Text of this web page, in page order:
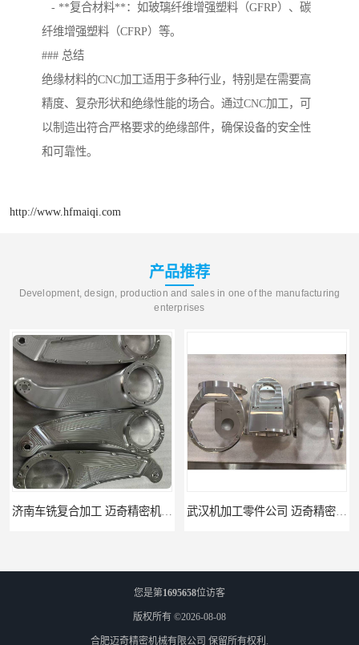
- **复合材料**：如玻璃纤维增强塑料（GFRP）、碳
纤维增强塑料（CFRP）等。
### 总结
绝缘材料的CNC加工适用于多种行业，特别是在需要高
精度、复杂形状和绝缘性能的场合。通过CNC加工，可
以制造出符合严格要求的绝缘部件，确保设备的安全性
和可靠性。
http://www.hfmaiqi.com
产品推荐
Development, design, production and sales in one of the manufacturing
enterprises
您是第1695658位访客
版权所有 ©2026-08-08
合肥迈奇精密机械有限公司 保留所有权利.